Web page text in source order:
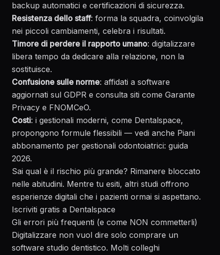
backup automatici e certificazioni di sicurezza.
Resistenza dello staff: forma la squadra, coinvolgila
nei piccoli cambiamenti, celebra i risultati.
Timore di perdere il rapporto umano: digitalizzare
libera tempo da dedicare alla relazione, non la
sostituisce.
Confusione sulle norme: affidati a software
aggiornati sul GDPR e consulta siti come Garante
Privacy e FNOMCeO.
Costi: i gestionali moderni, come Dentalspace,
propongono formule flessibili — vedi anche Piani
abbonamento per gestionali odontoiatrici: guida
2026.
Sai qual è il rischio più grande? Rimanere bloccato
nelle abitudini. Mentre tu esiti, altri studi offrono
esperienze digitali che i pazienti ormai si aspettano.
Iscriviti gratis a Dentalspace
Gli errori più frequenti (e come NON commetterli)
Digitalizzare non vuol dire solo comprare un
software studio dentistico. Molti colleghi